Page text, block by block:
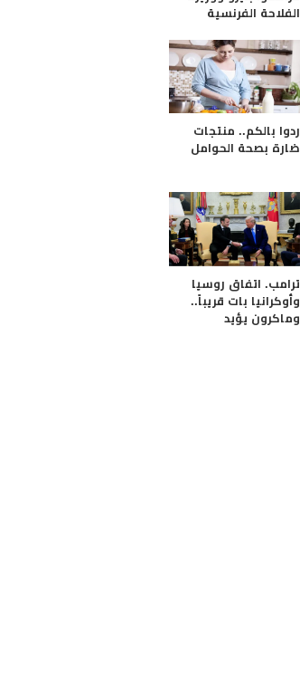
الفلاحة الفرنسية
ردوا بالكم.. منتجات
ضارة بصحة الحوامل
ترامب. اتفاق روسيا
وأوكرانيا بات قريباً..
وماكرون يؤيد